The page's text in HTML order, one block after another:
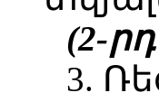
(2-
3.